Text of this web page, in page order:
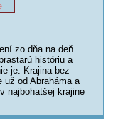
zo dňa na deň.
históriu a
je. Krajina bez
od Abraháma a
najbohatšej krajine